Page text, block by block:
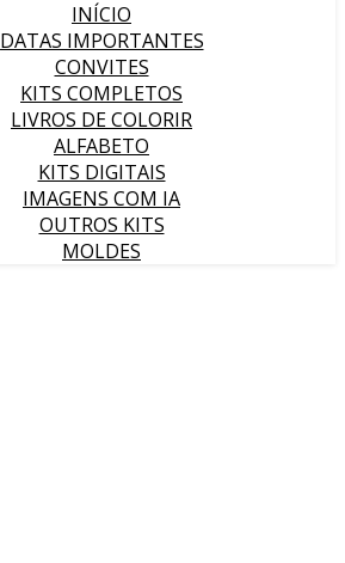
INÍCIO
DATAS IMPORTANTES
CONVITES
KITS COMPLETOS
LIVROS DE COLORIR
ALFABETO
KITS DIGITAIS
IMAGENS COM IA
OUTROS KITS
MOLDES